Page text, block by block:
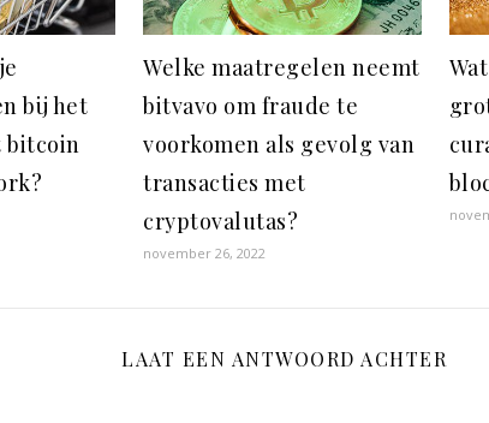
bij het
bitcoin
Welke maatregelen neemt
bitvavo om fraude te
voorkomen als gevolg van
transacties met
cryptovalutas?
november 26, 2022
LAAT EEN ANTWOORD ACHTER